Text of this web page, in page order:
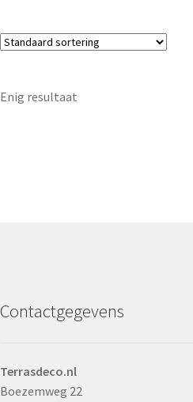
Enig resultaat
Contactgegevens
Terrasdeco.nl
Boezemweg 22